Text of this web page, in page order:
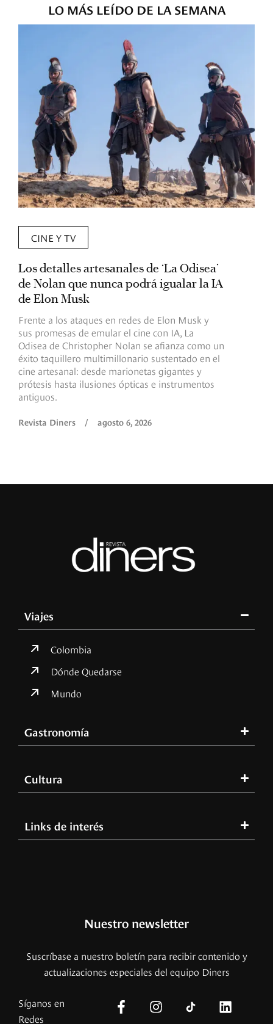
LO MÁS LEÍDO DE LA SEMANA
CINE Y TV
Los detalles artesanales de ‘La Odisea’
de Nolan que nunca podrá igualar la IA
de Elon Musk
Frente a los ataques en redes de Elon Musk y
sus promesas de emular el cine con IA, La
Odisea de Christopher Nolan se afianza como un
éxito taquillero multimillonario sustentado en el
cine artesanal: desde marionetas gigantes y
prótesis hasta ilusiones ópticas e instrumentos
antiguos.
Revista Diners / agosto 6, 2026
Viajes
Colombia
Dónde Quedarse
Mundo
Gastronomía
Cultura
Links de interés
Nuestro newsletter
Suscríbase a nuestro boletín para recibir contenido y
actualizaciones especiales del equipo Diners
Síganos en
Redes